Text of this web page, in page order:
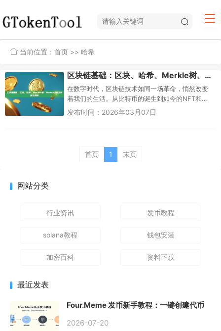
当前位置： 首页 >> 哈希
区块链基础：区块、哈希、Merkle树、Nonce详解及防篡改机制
在数字时代，区块链技术如同一场革命，悄然改变
着我们的生活。从比特币的诞生到如今的NFT和
DeFi，区块链已成为热门话题。但对于新手来说，
发布时间：2026年03月07日
首页 1 末页
网站分类
行业资讯 发币教程
solana教程 钱包安装
加密百科 资料下载
最近发表
Four.Meme 发币新手教程：一键创建代币
2026-07-20